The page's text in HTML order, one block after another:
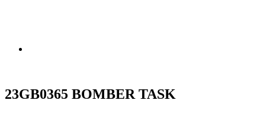
23GB0365 BOMBER TASK